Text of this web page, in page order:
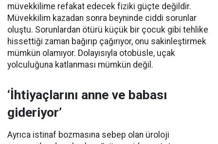
müvekkilime refakat edecek fiziki güçte değildir.
Müvekkilim kazadan sonra beyninde ciddi sorunlar
oluştu. Sorunlardan ötürü küçük bir çocuk gibi tehlike
hissettiği zaman bağırıp çağırıyor, onu sakinleştirmek
mümkün olamıyor. Dolayısıyla otobüsle, uçak
yolculuğuna katlanması mümkün değil.
‘İhtiyaçlarını anne ve babası
gideriyor’
Ayrıca istinaf bozmasına sebep olan üroloji